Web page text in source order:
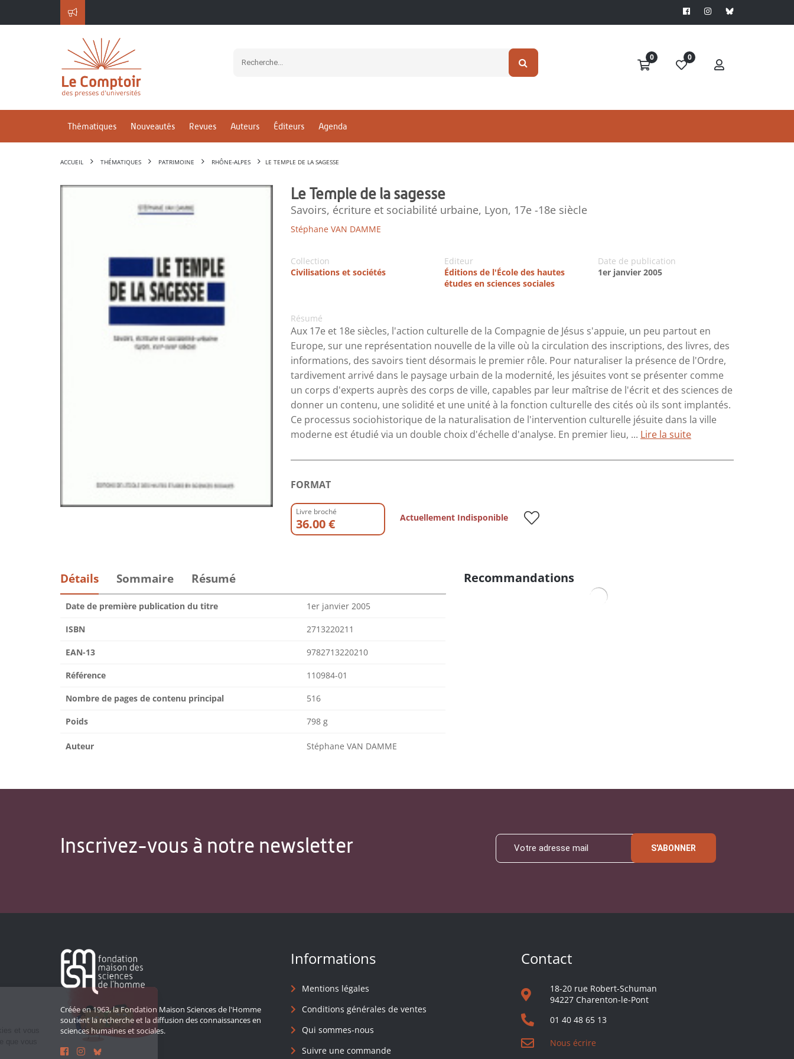
0 0
Thématiques Nouveautés Revues Auteurs Éditeurs Agenda
ACCUEIL THÉMATIQUES PATRIMOINE RHÔNE-ALPES LE TEMPLE DE LA SAGESSE
Le Temple de la sagesse
Savoirs, écriture et sociabilité urbaine, Lyon, 17e -18e siècle
Stéphane VAN DAMME
Collection
Civilisations et sociétés
Editeur
Éditions de l'École des hautes
études en sciences sociales
Date de publication
1er janvier 2005
Résumé
Aux 17e et 18e siècles, l'action culturelle de la Compagnie de Jésus s'appuie, un peu partout en
Europe, sur une représentation nouvelle de la ville où la circulation des inscriptions, des livres, des
informations, des savoirs tient désormais le premier rôle. Pour naturaliser la présence de l'Ordre,
tardivement arrivé dans le paysage urbain de la modernité, les jésuites vont se présenter comme
un corps d'experts auprès des corps de ville, capables par leur maîtrise de l'écrit et des sciences de
donner un contenu, une solidité et une unité à la fonction culturelle des cités où ils sont implantés.
Ce processus sociohistorique de la naturalisation de l'intervention culturelle jésuite dans la ville
moderne est étudié via un double choix d'échelle d'analyse. En premier lieu, ... Lire la suite
FORMAT
Livre broché
36.00 € Actuellement Indisponible
Détails Sommaire Résumé
Date de première publication du titre 1er janvier 2005
ISBN 2713220211
EAN-13 9782713220210
Référence 110984-01
Nombre de pages de contenu principal 516
Poids 798 g
Auteur Stéphane VAN DAMME
Recommandations
Inscrivez-vous à notre newsletter S'ABONNER
Créée en 1963, la Fondation Maison Sciences de l'Homme
soutient la recherche et la diffusion des connaissances en
sciences humaines et sociales.
Informations
Mentions légales
Conditions générales de ventes
Qui sommes-nous
Suivre une commande
Contact
18-20 rue Robert-Schuman
94227 Charenton-le-Pont
01 40 48 65 13
Nous écrire